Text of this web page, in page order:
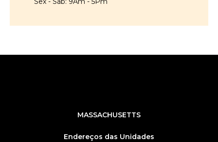
MASSACHUSETTS
Endereços das Unidades